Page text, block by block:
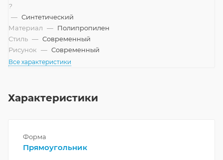
?
— Синтетический
Материал — Полипропилен
Стиль — Современный
Рисунок — Современный
Все характеристики
Характеристики
Форма
Прямоугольник